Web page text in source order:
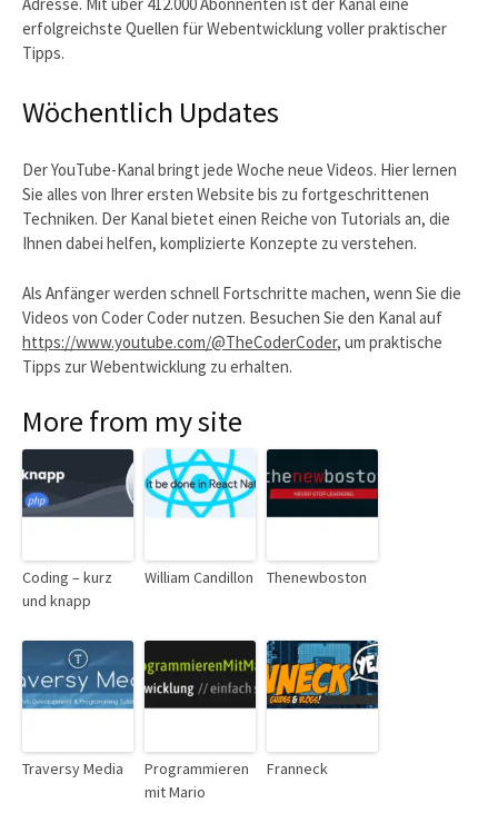
erfolgreichste Quellen für Webentwicklung voller praktischer
Tipps.
Wöchentlich Updates
Der YouTube-Kanal bringt jede Woche neue Videos. Hier lernen
Sie alles von Ihrer ersten Website bis zu fortgeschrittenen
Techniken. Der Kanal bietet einen Reiche von Tutorials an, die
Ihnen dabei helfen, komplizierte Konzepte zu verstehen.
Als Anfänger werden schnell Fortschritte machen, wenn Sie die
Videos von Coder Coder nutzen. Besuchen Sie den Kanal auf
https://www.youtube.com/@TheCoderCoder, um praktische
Tipps zur Webentwicklung zu erhalten.
More from my site
Coding – kurz
und knapp
William Candillon Thenewboston
Traversy Media
Programmieren
mit Mario
Franneck